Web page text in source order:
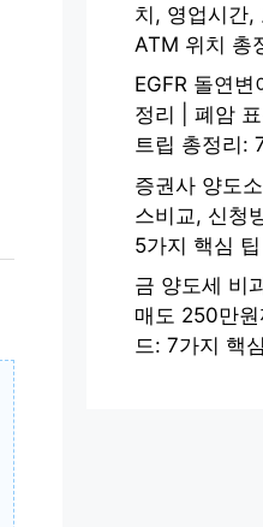
치, 영업시간,
ATM 위치 총
EGFR 돌연
정리 | 폐암
트립 총정리:
증권사 양도
스비교, 신청
5가지 핵심 팁
금 양도세 비
매도 250만
드: 7가지 핵